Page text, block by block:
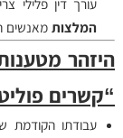
עורך דין פלילי
המלצותמאנשים
היזהר
“קשרים
עבודתו הקודמת